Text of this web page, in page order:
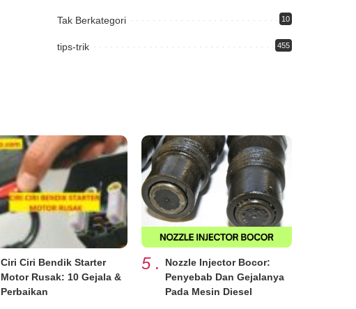
Tak Berkategori 10
tips-trik 455
Ciri Ciri Bendik Starter
Motor Rusak: 10 Gejala &
Perbaikan
5 .
Nozzle Injector Bocor:
Penyebab Dan Gejalanya
Pada Mesin Diesel